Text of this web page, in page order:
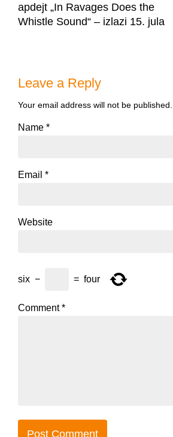
apdejt „In Ravages Does the
Whistle Sound“ – izlazi 15. jula
Leave a Reply
Your email address will not be published.
Name *
Email *
Website
six − = four
Comment*